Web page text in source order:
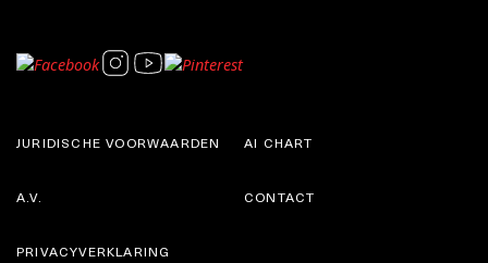
JURIDISCHE VOORWAARDEN
A.V.
AI CHART
CONTACT
PRIVACYVERKLARING